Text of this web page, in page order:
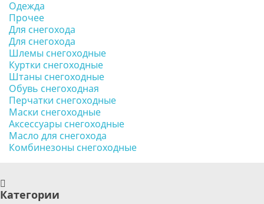
Одежда
Прочее
Для снегохода
Для снегохода
Шлемы снегоходные
Куртки снегоходные
Штаны снегоходные
Обувь снегоходная
Перчатки снегоходные
Маски снегоходные
Аксессуары снегоходные
Масло для снегохода
Комбинезоны снегоходные
Категории